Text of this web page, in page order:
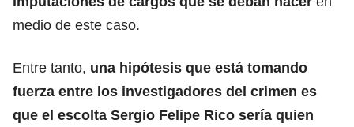
medio de este caso.
Entre tanto, una hipótesis que está tomando
fuerza entre los investigadores del crimen es
que el escolta Sergio Felipe Rico sería quien